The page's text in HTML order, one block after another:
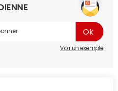
Voir un exemple